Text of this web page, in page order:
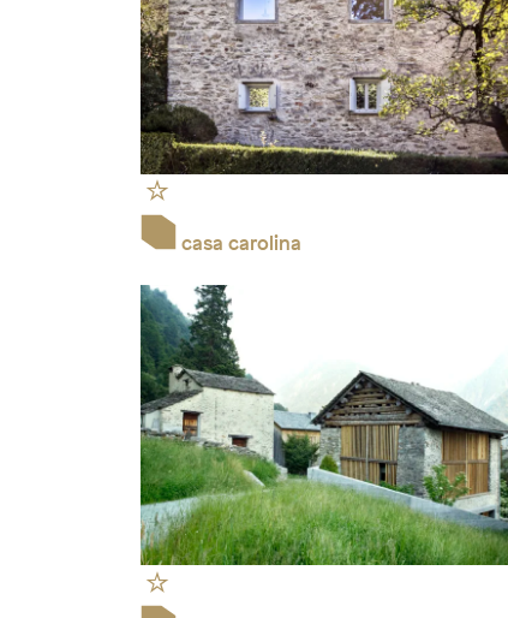
casa carolina